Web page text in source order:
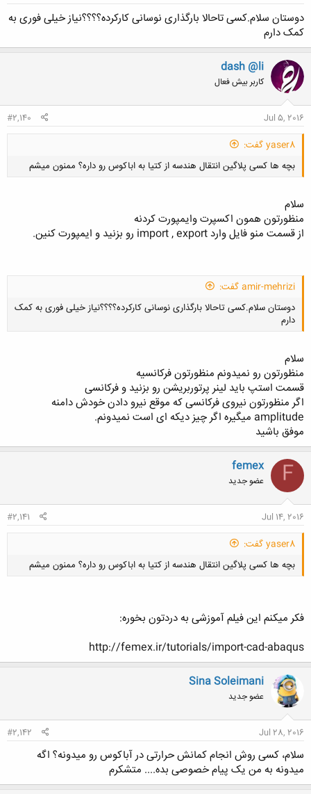
دوستان سلام.کسی تاحالا بارگذاری نوسانی کارکرده؟؟؟؟نیاز خیلی فوری به
کمک دارم
dash @li
کاربر بیش فعال
Jul 5, 2016
#2,140
yaser8 گفت:
بچه ها کسی پلاگین انتقال هندسه از کتیا به اباکوس رو داره؟ ممنون میشم
سلام
منظورتون همون اکسپرت وایمپورت کردنه
از قسمت منو فایل وارد import , export رو بزنید و ایمپورت کنین.
amir-mehrizi گفت:
دوستان سلام.کسی تاحالا بارگذاری نوسانی کارکرده؟؟؟؟نیاز خیلی فوری به کمک
دارم
کلیک کنید تا باز شود...
سلام
منظورتون رو نمیدونم منظورتون فرکانسیه
قسمت استپ باید لینر پرتوربریشن رو بزنید و فرکانسی
اگر منظورتون نیروی فرکانسی که موقع نیرو دادن خودش دامنه
amplitude میگیره اگر چیز دیکه ای است نمیدونم.
موفق باشید
F
femex
عضو جدید
Jul 14, 2016
#2,141
yaser8 گفت:
بچه ها کسی پلاگین انتقال هندسه از کتیا به اباکوس رو داره؟ ممنون میشم
فکر میکنم این فیلم آموزشی به دردتون بخوره:
http://femex.ir/tutorials/import-cad-abaqus
Sina Soleimani
عضو جدید
Jul 28, 2016
#2,142
سلام، کسی روش انجام کمانش حرارتی در آباکوس رو میدونه؟ اگه
میدونه به من یک پیام خصوصی بده.... متشکرم